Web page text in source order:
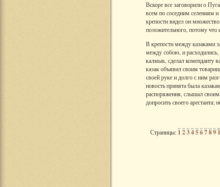
Вскоре все заговорили о
всем по соседним селениям и
крепости видел он
положительного, потому что
В крепости между казаками
между собою, и
калмык, сделал коменданту
казак объявил своим
своей руке и долго с ним
новость принята была
распоряжения, слышал
допросить своего
Страницы:1 23456789